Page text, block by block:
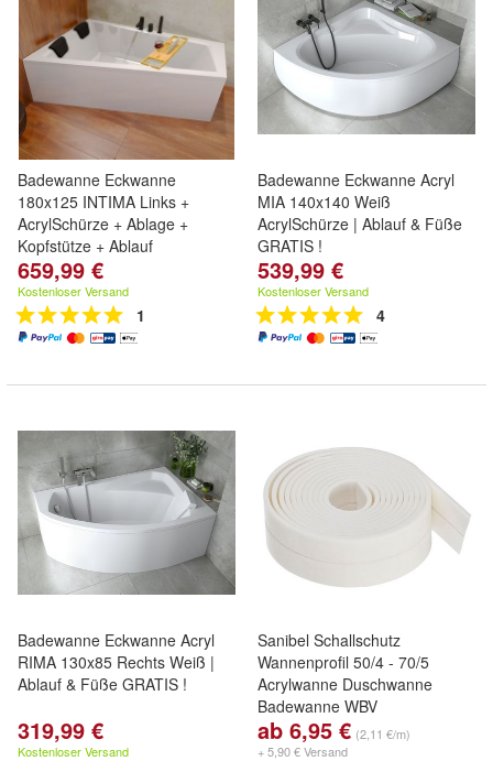
Badewanne Eckwanne
180x125 INTIMA Links +
AcrylSchürze + Ablage +
Kopfstütze + Ablauf
659,99 €
Kostenloser Versand
1
Badewanne Eckwanne Acryl
MIA 140x140 Weiß
AcrylSchürze | Ablauf & Füße
GRATIS !
539,99 €
Kostenloser Versand
4
Badewanne Eckwanne Acryl
RIMA 130x85 Rechts Weiß |
Ablauf & Füße GRATIS !
319,99 €
Kostenloser Versand
Sanibel Schallschutz
Wannenprofil 50/4 - 70/5
Acrylwanne Duschwanne
Badewanne WBV
ab 6,95 € (2,11 €/m)
+ 5,90 € Versand